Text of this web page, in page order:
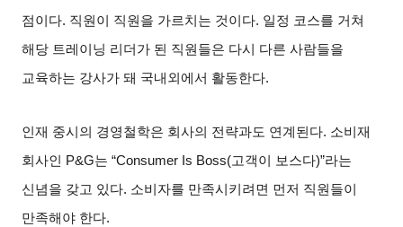
점이다. 직원이 직원을 가르치는 것이다. 일정 코스를 거쳐
해당 트레이닝 리더가 된 직원들은 다시 다른 사람들을
교육하는 강사가 돼 국내외에서 활동한다.
인재 중시의 경영철학은 회사의 전략과도 연계된다. 소비재
회사인
P&G는 “Consumer Is Boss(고객이 보스다)”라는
신념을 갖고 있다. 소비자를 만족시키려면 먼저 직원들이
만족해야 한다.